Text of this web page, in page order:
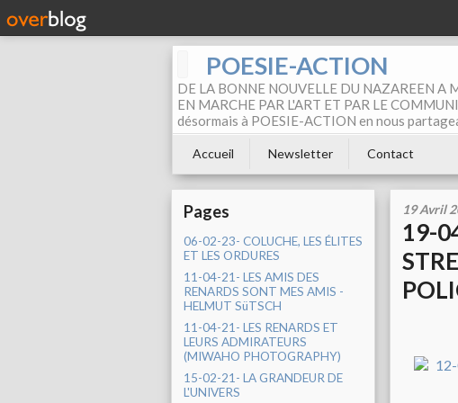
POESIE-ACTION
DE LA BONNE NOUVELLE DU NAZAREEN A
EN MARCHE PAR L'ART ET PAR LE
désormais à POESIE-ACTION en nous
Accueil Newsletter Contact
Pages
06-02-23- COLUCHE, LES ÉLITES
ET LES ORDURES
11-04-21- LES AMIS DES
RENARDS SONT MES AMIS -
HELMUT SüTSCH
11-04-21- LES RENARDS ET
LEURS ADMIRATEURS
(MIWAHO PHOTOGRAPHY)
15-02-21- LA GRANDEUR DE
L'UNIVERS
19 Avril
19-